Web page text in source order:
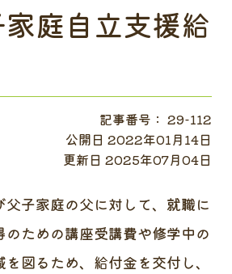
庭自立支援給
記事番号： 29-112
公開日 2022年01月14日
更新日 2025年07月04日
父子家庭の父に対して、就職に
のための講座受講費や修学中の
図るため、給付金を交付し、